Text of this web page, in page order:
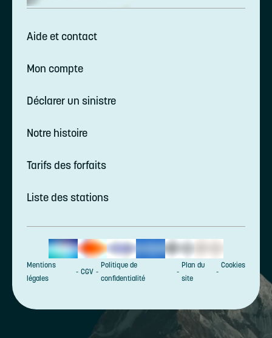
Aide et contact
Mon compte
Déclarer un sinistre
Notre histoire
Tarifs des forfaits
Liste des stations
Mentions
légales
CGV
Politique de
confidentialité
Plan du
site
Cookies